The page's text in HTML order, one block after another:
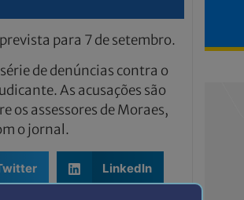
para 7 de setembro.
de denúncias contra o
As acusações são
os assessores de Moraes,
o jornal.
LinkedIn